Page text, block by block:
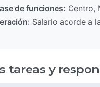
de funciones: Centro,
Salario acorde a
tareas y